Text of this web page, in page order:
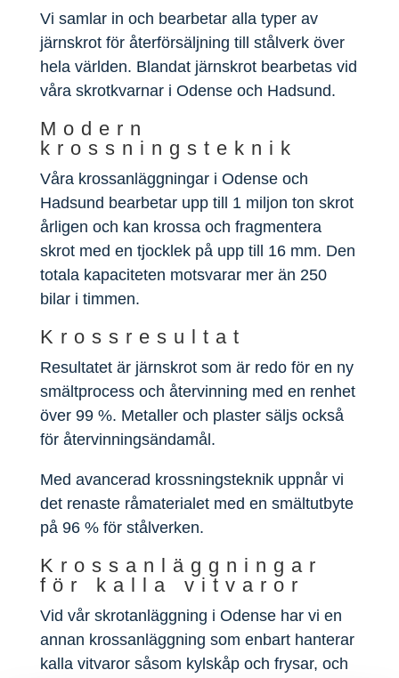
Vi samlar in och bearbetar alla typer av
järnskrot för återförsäljning till stålverk över
hela världen. Blandat järnskrot bearbetas vid
våra skrotkvarnar i Odense och Hadsund.
Modern
krossningsteknik
Våra krossanläggningar i Odense och
Hadsund bearbetar upp till 1 miljon ton skrot
årligen och kan krossa och fragmentera
skrot med en tjocklek på upp till 16 mm. Den
totala kapaciteten motsvarar mer än 250
bilar i timmen.
Krossresultat
Resultatet är järnskrot som är redo för en ny
smältprocess och återvinning med en renhet
över 99 %. Metaller och plaster säljs också
för återvinningsändamål.
Med avancerad krossningsteknik uppnår vi
det renaste råmaterialet med en smältutbyte
på 96 % för stålverken.
Krossanläggningar
för kalla vitvaror
Vid vår skrotanläggning i Odense har vi en
annan krossanläggning som enbart hanterar
kalla vitvaror såsom kylskåp och frysar, och